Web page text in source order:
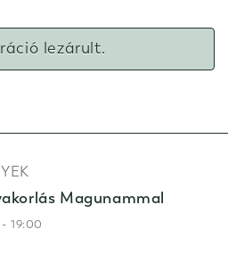
lezárult.
Magunammal
-19:00